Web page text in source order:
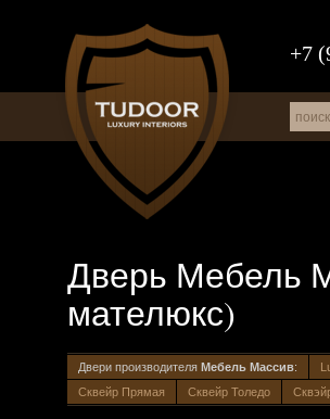
+7
Дверь Мебель
мателюкс)
Двери производителя Мебель Массив:
Сквейр Прямая
Сквейр Толедо